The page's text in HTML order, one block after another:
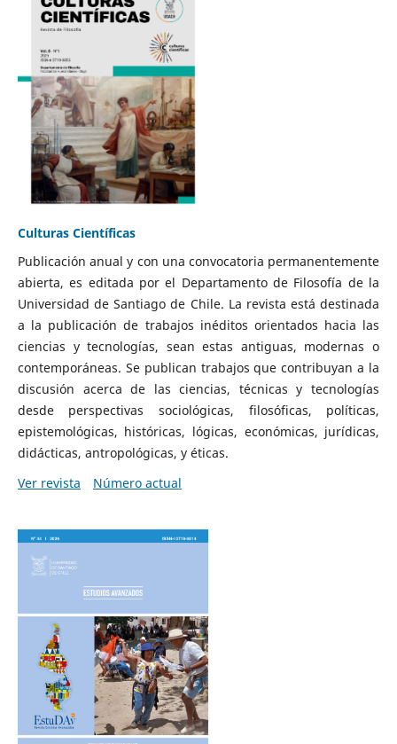
Culturas Científicas
Publicación anual y con una convocatoria permanentemente
abierta, es editada por el Departamento de Filosofía de la
Universidad de Santiago de Chile. La revista está destinada
a la publicación de trabajos inéditos orientados hacia las
ciencias y tecnologías, sean estas antiguas, modernas o
contemporáneas. Se publican trabajos que contribuyan a la
discusión acerca de las ciencias, técnicas y tecnologías
desde perspectivas sociológicas, filosóficas, políticas,
epistemológicas, históricas, lógicas, económicas, jurídicas,
didácticas, antropológicas, y éticas.
Ver revista
Número actual